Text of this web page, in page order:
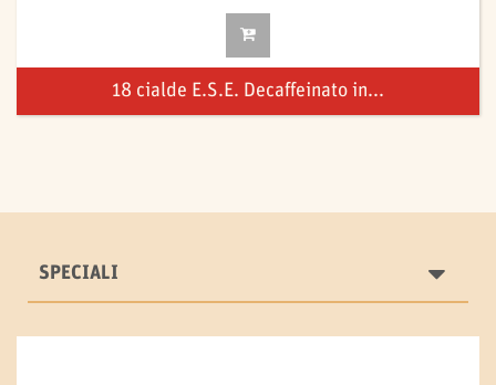
18 cialde E.S.E. Decaffeinato in...
SPECIALI